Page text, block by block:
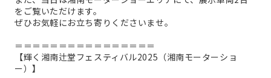
をご覧いただけます。
ぜひお気軽にお立ち寄りくださいませ。
＝＝＝＝＝＝＝＝＝＝＝＝＝＝＝＝
【輝く湘南辻堂フェスティバル2025（湘南モーターショ
ー）】